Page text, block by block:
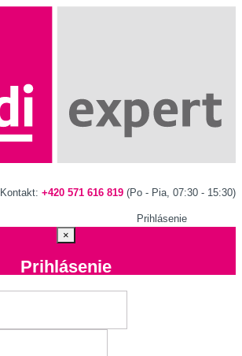
Kontakt: +420 571 616 819 (Po - Pia, 07:30 - 15:30)
Prihlásenie
×
Prihlásenie